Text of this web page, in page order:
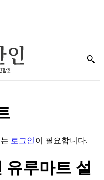
로그인이 필요합니다.
유루마트 설